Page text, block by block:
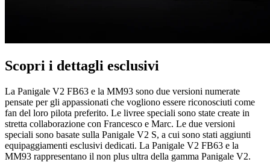
Scopri i dettagli esclusivi
La Panigale V2 FB63 e la MM93 sono due versioni numerate
pensate per gli appassionati che vogliono essere riconosciuti come
fan del loro pilota preferito. Le livree speciali sono state create in
stretta collaborazione con Francesco e Marc. Le due versioni
speciali sono basate sulla Panigale V2 S, a cui sono stati aggiunti
equipaggiamenti esclusivi dedicati. La Panigale V2 FB63 e la
MM93 rappresentano il non plus ultra della gamma Panigale V2.